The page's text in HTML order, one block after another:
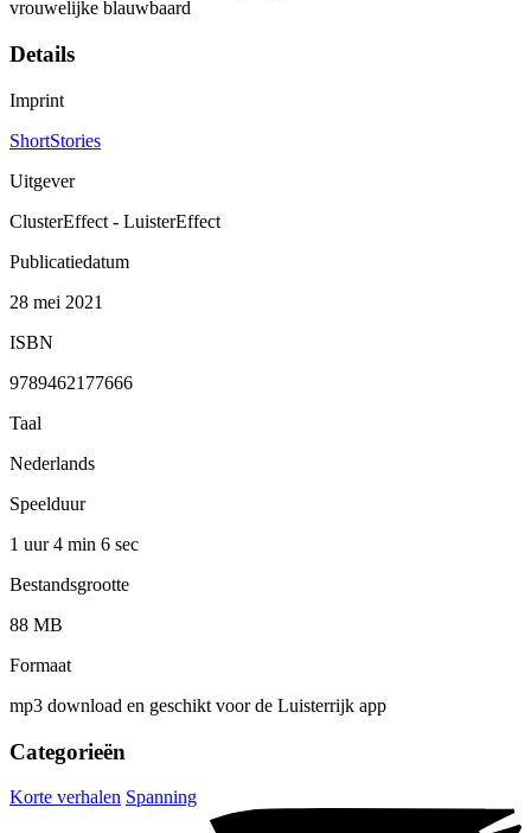
vrouwelijke blauwbaard
Details
Imprint
ShortStories
Uitgever
ClusterEffect - LuisterEffect
Publicatiedatum
28 mei 2021
ISBN
9789462177666
Taal
Nederlands
Speelduur
1 uur 4 min 6 sec
Bestandsgrootte
88 MB
Formaat
mp3 download en geschikt voor de Luisterrijk app
Categorieën
Korte verhalen Spanning